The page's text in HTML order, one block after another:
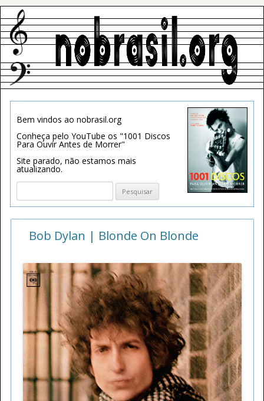
Bem vindos ao nobrasil.org
Conheça pelo YouTube os "1001 Discos
Para Ouvir Antes de Morrer"
Site parado, não estamos mais
atualizando.
Pesquisar
Bob Dylan | Blonde On Blonde